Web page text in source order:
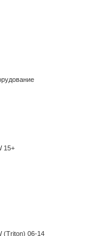
15+
(Triton) 06-14